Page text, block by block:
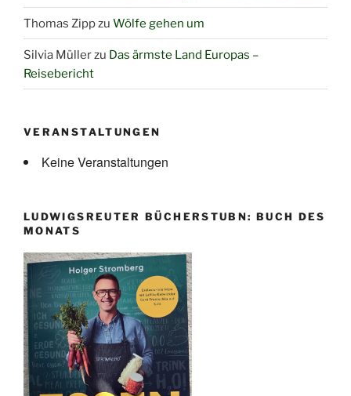
Thomas Zippzu Wölfe gehen um
Silvia Müllerzu Das ärmste Land Europas –
Reisebericht
VERANSTALTUNGEN
Keine Veranstaltungen
LUDWIGSREUTER BÜCHERSTUBN: BUCH DES
MONATS